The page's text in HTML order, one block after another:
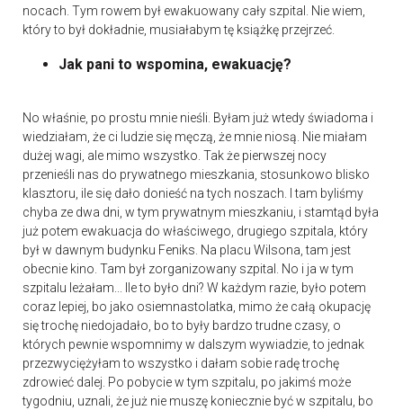
nocach. Tym rowem był ewakuowany cały szpital. Nie wiem,
który to był dokładnie, musiałabym tę książkę przejrzeć.
Jak pani to wspomina, ewakuację?
No właśnie, po prostu mnie nieśli. Byłam już wtedy świadoma i
wiedziałam, że ci ludzie się męczą, że mnie niosą. Nie miałam
dużej wagi, ale mimo wszystko. Tak że pierwszej nocy
przenieśli nas do prywatnego mieszkania, stosunkowo blisko
klasztoru, ile się dało donieść na tych noszach. I tam byliśmy
chyba ze dwa dni, w tym prywatnym mieszkaniu, i stamtąd była
już potem ewakuacja do właściwego, drugiego szpitala, który
był w dawnym budynku Feniks. Na placu Wilsona, tam jest
obecnie kino. Tam był zorganizowany szpital. No i ja w tym
szpitalu leżałam... Ile to było dni? W każdym razie, było potem
coraz lepiej, bo jako osiemnastolatka, mimo że całą okupację
się trochę niedojadało, bo to były bardzo trudne czasy, o
których pewnie wspomnimy w dalszym wywiadzie, to jednak
przezwyciężyłam to wszystko i dałam sobie radę trochę
zdrowieć dalej. Po pobycie w tym szpitalu, po jakimś może
tygodniu, uznali, że już nie muszę koniecznie być w szpitalu, bo